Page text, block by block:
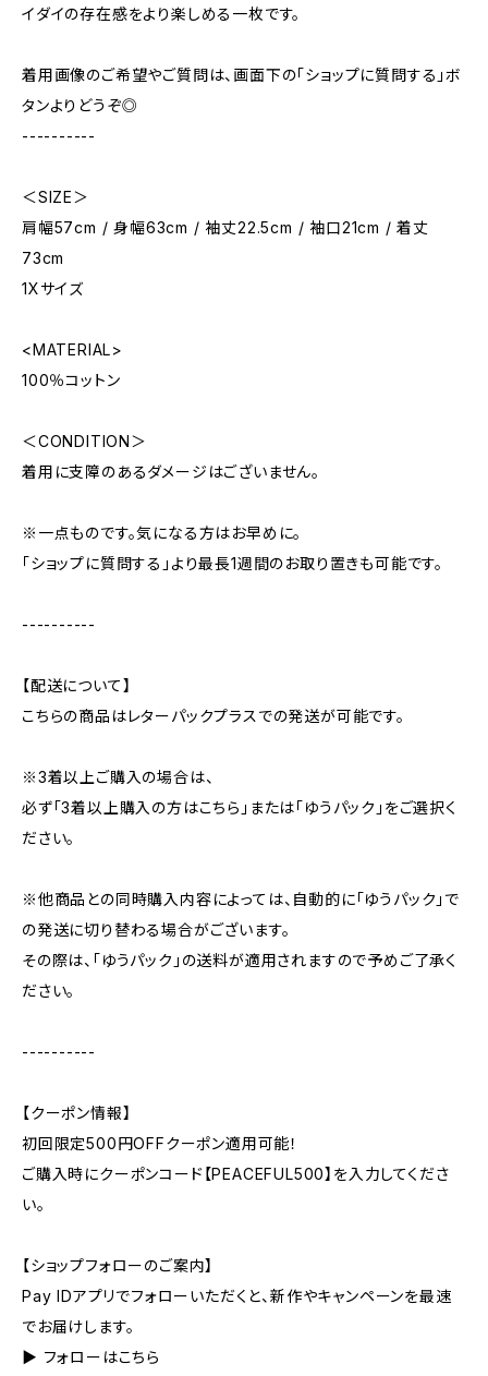
イダイの存在感をより楽しめる一枚です。
着用画像のご希望やご質問は、画面下の「ショップに質問する」ボ
タンよりどうぞ◎
----------
＜SIZE＞
肩幅57cm / 身幅63cm / 袖丈22.5cm / 袖口21cm / 着丈
73cm
1Xサイズ
<MATERIAL>
100％コットン
＜CONDITION＞
着用に支障のあるダメージはございません。
※一点ものです。気になる方はお早めに。
「ショップに質問する」より最長1週間のお取り置きも可能です。
----------
【配送について】
こちらの商品はレターパックプラスでの発送が可能です。
※3着以上ご購入の場合は、
必ず「3着以上購入の方はこちら」または「ゆうパック」をご選択く
ださい。
※他商品との同時購入内容によっては、自動的に「ゆうパック」で
の発送に切り替わる場合がございます。
その際は、「ゆうパック」の送料が適用されますので予めご了承く
ださい。
----------
【クーポン情報】
初回限定500円OFFクーポン適用可能！
ご購入時にクーポンコード【PEACEFUL500】を入力してくださ
い。
【ショップフォローのご案内】
Pay IDアプリでフォローいただくと、新作やキャンペーンを最速
でお届けします。
▶︎ フォローはこちら